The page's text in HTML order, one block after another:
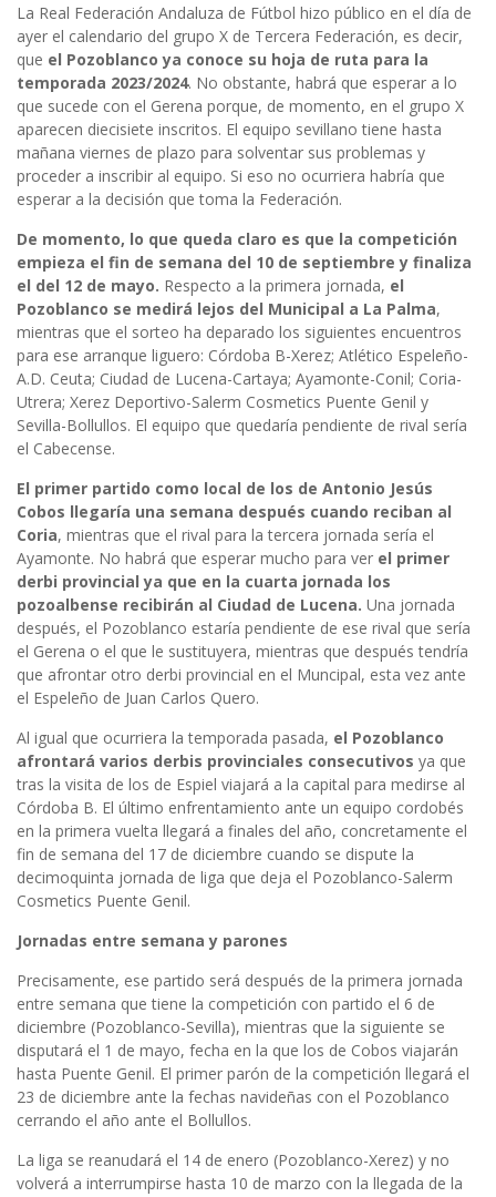
La Real Federación Andaluza de Fútbol hizo público en el día de
ayer el calendario del grupo X de Tercera Federación, es decir,
que el Pozoblanco ya conoce su hoja de ruta para la
temporada 2023/2024. No obstante, habrá que esperar a lo
que sucede con el Gerena porque, de momento, en el grupo X
aparecen diecisiete inscritos. El equipo sevillano tiene hasta
mañana viernes de plazo para solventar sus problemas y
proceder a inscribir al equipo. Si eso no ocurriera habría que
esperar a la decisión que toma la Federación.
De momento, lo que queda claro es que la competición
empieza el fin de semana del 10 de septiembre y finaliza
el del 12 de mayo. Respecto a la primera jornada, el
Pozoblanco se medirá lejos del Municipal a La Palma,
mientras que el sorteo ha deparado los siguientes encuentros
para ese arranque liguero: Córdoba B-Xerez; Atlético Espeleño-
A.D. Ceuta; Ciudad de Lucena-Cartaya; Ayamonte-Conil; Coria-
Utrera; Xerez Deportivo-Salerm Cosmetics Puente Genil y
Sevilla-Bollullos. El equipo que quedaría pendiente de rival sería
el Cabecense.
El primer partido como local de los de Antonio Jesús
Cobos llegaría una semana después cuando reciban al
Coria, mientras que el rival para la tercera jornada sería el
Ayamonte. No habrá que esperar mucho para ver el primer
derbi provincial ya que en la cuarta jornada los
pozoalbense recibirán al Ciudad de Lucena. Una jornada
después, el Pozoblanco estaría pendiente de ese rival que sería
el Gerena o el que le sustituyera, mientras que después tendría
que afrontar otro derbi provincial en el Muncipal, esta vez ante
el Espeleño de Juan Carlos Quero.
Al igual que ocurriera la temporada pasada, el Pozoblanco
afrontará varios derbis provinciales consecutivos ya que
tras la visita de los de Espiel viajará a la capital para medirse al
Córdoba B. El último enfrentamiento ante un equipo cordobés
en la primera vuelta llegará a finales del año, concretamente el
fin de semana del 17 de diciembre cuando se dispute la
decimoquinta jornada de liga que deja el Pozoblanco-Salerm
Cosmetics Puente Genil.
Jornadas entre semana y parones
Precisamente, ese partido será después de la primera jornada
entre semana que tiene la competición con partido el 6 de
diciembre (Pozoblanco-Sevilla), mientras que la siguiente se
disputará el 1 de mayo, fecha en la que los de Cobos viajarán
hasta Puente Genil. El primer parón de la competición llegará el
23 de diciembre ante la fechas navideñas con el Pozoblanco
cerrando el año ante el Bollullos.
La liga se reanudará el 14 de enero (Pozoblanco-Xerez) y no
volverá a interrumpirse hasta 10 de marzo con la llegada de la